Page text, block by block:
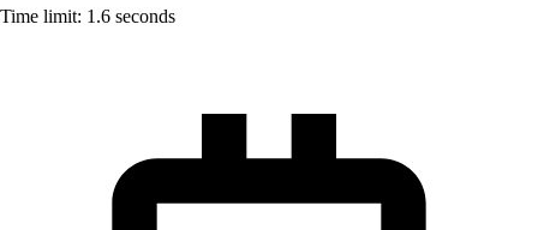
Time limit: 1.6 seconds